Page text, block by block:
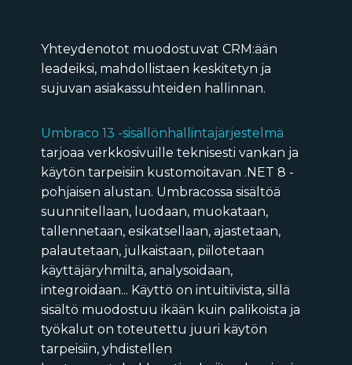
Yhteydenotot muodostuvat CRM:ään
leadeiksi, mahdollistaen keskitetyn ja
sujuvan asiakassuhteiden hallinnan.
Umbraco 13 -sisällönhallintajärjestelmä
tarjoaa verkkosivuille teknisesti vankan ja
käytön tarpeisiin kustomoitavan .NET 8 -
pohjaisen alustan. Umbracossa sisältöä
suunnitellaan, luodaan, muokataan,
tallennetaan, esikatsellaan, ajastetaan,
palautetaan, julkaistaan, piilotetaan
käyttäjäryhmiltä, analysoidaan,
integroidaan... Käyttö on intuitiivista, sillä
sisältö muodostuu ikään kuin palikoista ja
työkalut on toteutettu juuri käytön
tarpeisiin, yhdistellen